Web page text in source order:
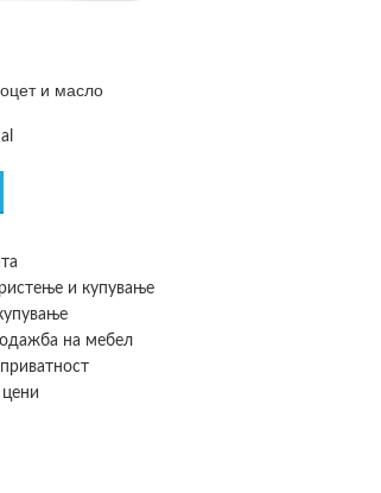
и масло
и купување
на мебел
цени